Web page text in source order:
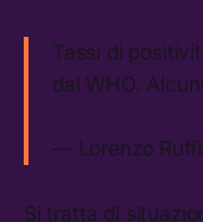
Tassi di
dal WHO.
— Lorenzo
Si tratta di